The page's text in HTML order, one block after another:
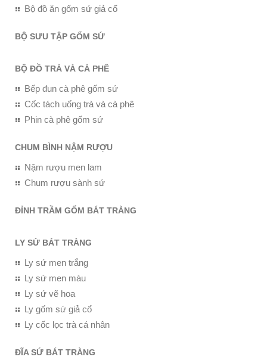
Bộ đồ ăn gốm sứ giả cổ
BỘ SƯU TẬP GỐM SỨ
BỘ ĐỒ TRÀ VÀ CÀ PHÊ
Bếp đun cà phê gốm sứ
Cốc tách uống trà và cà phê
Phin cà phê gốm sứ
CHUM BÌNH NẬM RƯỢU
Nậm rượu men lam
Chum rượu sành sứ
ĐỈNH TRẦM GỐM BÁT TRÀNG
LY SỨ BÁT TRÀNG
Ly sứ men trắng
Ly sứ men màu
Ly sứ vẽ hoa
Ly gốm sứ giả cổ
Ly cốc lọc trà cá nhân
ĐĨA SỨ BÁT TRÀNG